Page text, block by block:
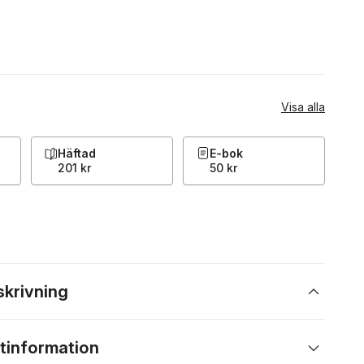
Visa alla
Häftad
201 kr
E-bok
50 kr